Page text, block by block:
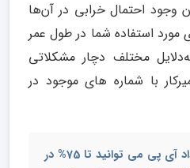
وجود احتمال خرابی در آن‌‌‌‌‌‌‌‌ها
مورد استفاده شما در طول عمر
مختلف دچار مشکلاتی
با شماره های موجود در
با استفاده از خدمات امداد آی پی می توانید تا 75% در